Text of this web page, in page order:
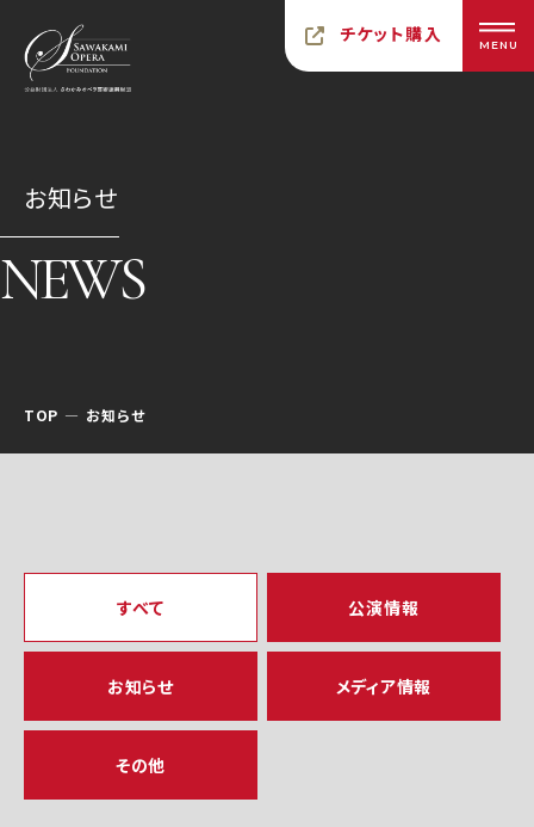
チケット購入 MENU
お知らせ
NEWS
TOP お知らせ
すべて 公演情報
お知らせ メディア情報
その他